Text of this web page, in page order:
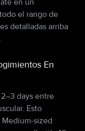
en un
el rango de
detalladas arriba
En
days entre
Esto
sized